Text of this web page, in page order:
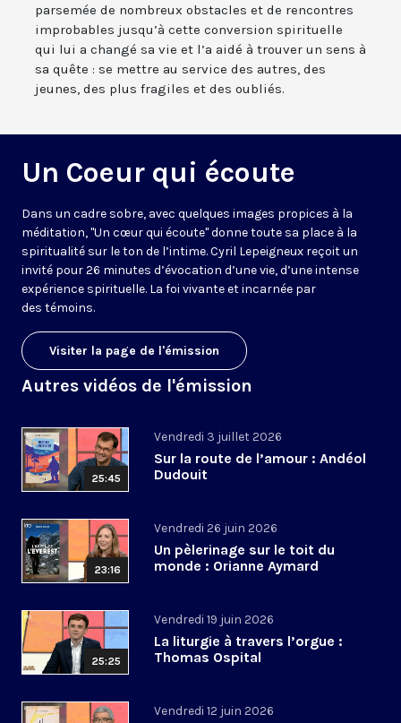
parsemée de nombreux obstacles et de rencontres
improbables jusqu’à cette conversion spirituelle
qui lui a changé sa vie et l’a aidé à trouver un sens à
sa quête : se mettre au service des autres, des
jeunes, des plus fragiles et des oubliés.
Un Coeur qui écoute
Dans un cadre sobre, avec quelques images propices à la
méditation, "Un cœur qui écoute" donne toute sa place à la
spiritualité sur le ton de l’intime. Cyril Lepeigneux reçoit un
invité pour 26 minutes d’évocation d’une vie, d’une intense
expérience spirituelle. La foi vivante et incarnée par
des témoins.
Visiter la page de l'émission
Autres vidéos de l'émission
25:45
Vendredi 3 juillet 2026
Sur la route de l’amour : Andéol
Dudouit
23:16
Vendredi 26 juin 2026
Un pèlerinage sur le toit du
monde : Orianne Aymard
25:25
Vendredi 19 juin 2026
La liturgie à travers l’orgue :
Thomas Ospital
Vendredi 12 juin 2026